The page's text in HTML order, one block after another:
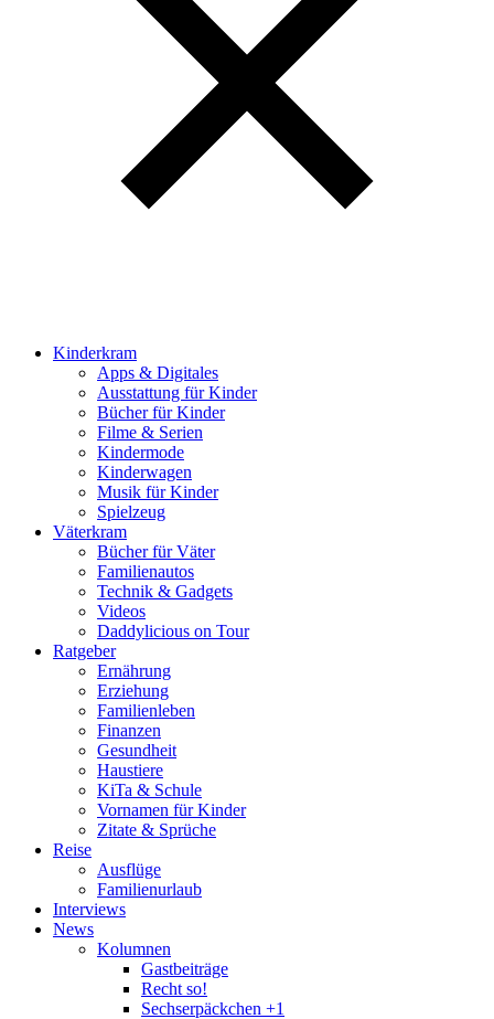
Kinderkram
Apps & Digitales
Ausstattung für Kinder
Bücher für Kinder
Filme & Serien
Kindermode
Kinderwagen
Musik für Kinder
Spielzeug
Väterkram
Bücher für Väter
Familienautos
Technik & Gadgets
Videos
Daddylicious on Tour
Ratgeber
Ernährung
Erziehung
Familienleben
Finanzen
Gesundheit
Haustiere
KiTa & Schule
Vornamen für Kinder
Zitate & Sprüche
Reise
Ausflüge
Familienurlaub
Interviews
News
Kolumnen
Gastbeiträge
Recht so!
Sechserpäckchen +1